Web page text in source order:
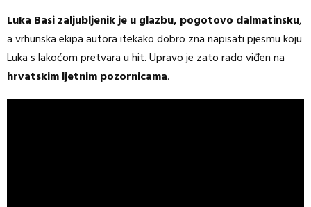
Luka Basi zaljubljenik je u glazbu, pogotovo dalmatinsku,
a vrhunska ekipa autora itekako dobro zna napisati pjesmu koju
Luka s lakoćom pretvara u hit. Upravo je zato rado viđen na
hrvatskim ljetnim pozornicama.